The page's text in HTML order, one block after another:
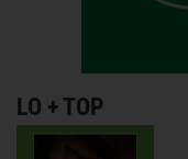
LO + TOP